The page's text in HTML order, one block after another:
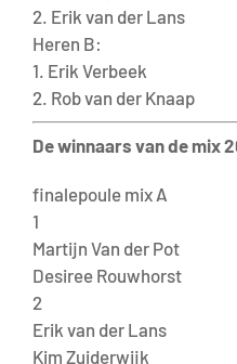
2. Erik van der Lans
Heren B:
1. Erik Verbeek
2. Rob van der Knaap
De winnaars van de mix
finalepoule mix A
1
Martijn Van der Pot
Desiree Rouwhorst
2
Erik van der Lans
Kim Zuiderwijk